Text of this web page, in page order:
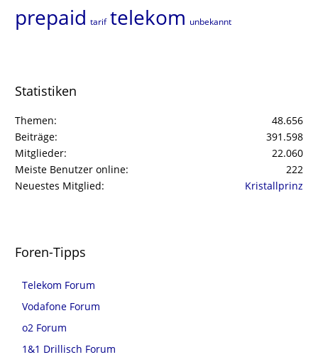
prepaid tarif telekom unbekannt
Statistiken
Themen
48.656
Beiträge
391.598
Mitglieder
22.060
Meiste Benutzer online
222
Neuestes Mitglied
Kristallprinz
Foren-Tipps
Telekom Forum
Vodafone Forum
o2 Forum
1&1 Drillisch Forum